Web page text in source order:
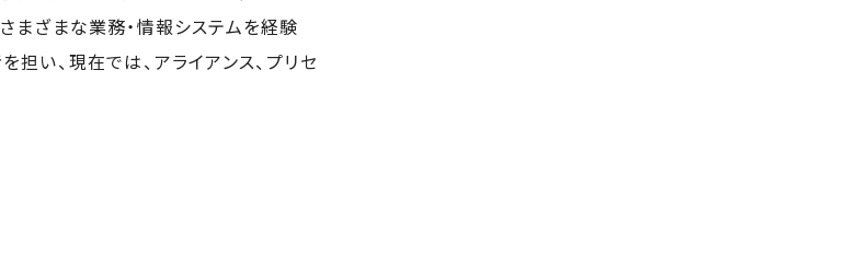
まざまな業務・情報システムを経験
担い、現在では、アライアンス、プリセ